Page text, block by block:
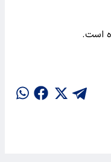
است.